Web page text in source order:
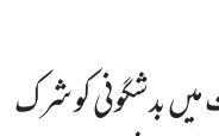
بدشگونی کو شرک